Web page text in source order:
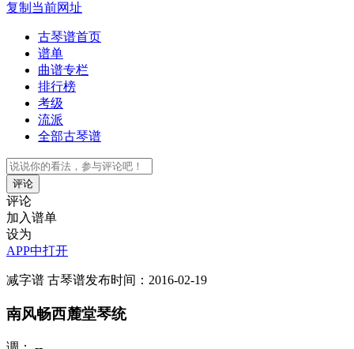
复制当前网址
古琴谱首页
谱单
曲谱专栏
排行榜
考级
流派
全部古琴谱
评论
评论
加入谱单
设为
APP中打开
减字谱 古琴谱发布时间：2016-02-19
南风畅西麓堂琴统